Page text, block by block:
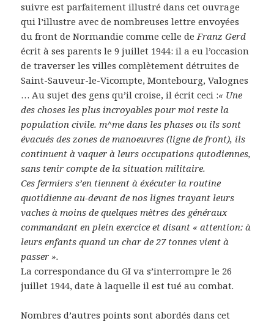
suivre est parfaitement illustré dans cet ouvrage
qui l’illustre avec de nombreuses lettre envoyées
du front de Normandie comme celle deFranz Gerd
écrit à ses parents le 9 juillet 1944: il a eu l’occasion
de traverser les villes complètement détruites de
Saint-Sauveur-le-Vicompte, Montebourg, Valognes
… Au sujet des gens qu’il croise, il écrit ceci :« Une
des choses les plus incroyables pour moi reste la
population civile. m^me dans les phases ou ils sont
évacués des zones de manoeuvres (ligne de front), ils
continuent à vaquer à leurs occupations qutodiennes,
sans tenir compte de la situation militaire.
Ces fermiers s’en tiennent à éxécuter la routine
quotidienne au-devant de nos lignes trayant leurs
vaches à moins de quelques mètres des généraux
commandant en plein exercice et disant « attention: à
leurs enfants quand un char de 27 tonnes vient à
passer ».
La correspondance du GI va s’interrompre le 26
juillet 1944, date à laquelle il est tué au combat.
Nombres d’autres points sont abordés dans cet